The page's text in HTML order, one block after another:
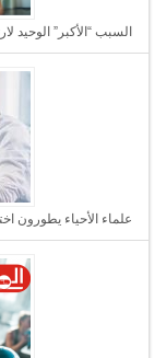
السبب “الأكبر” الوحيد
علماء الأحياء يطورون